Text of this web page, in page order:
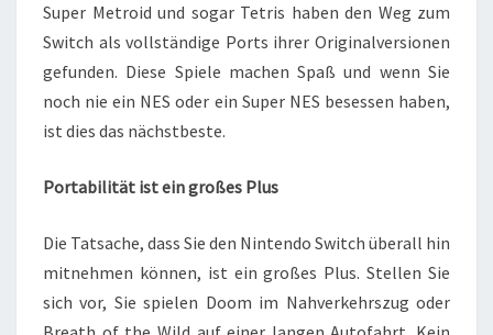
Super Metroid und sogar Tetris haben den Weg zum
Switch als vollständige Ports ihrer Originalversionen
gefunden. Diese Spiele machen Spaß und wenn Sie
noch nie ein NES oder ein Super NES besessen haben,
ist dies das nächstbeste.
Portabilität ist ein großes Plus
Die Tatsache, dass Sie den Nintendo Switch überall hin
mitnehmen können, ist ein großes Plus. Stellen Sie
sich vor, Sie spielen Doom im Nahverkehrszug oder